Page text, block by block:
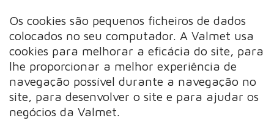
Os cookies são pequenos ficheiros de dados
colocados no seu computador. A Valmet usa
cookies para melhorar a eficácia do site, para
lhe proporcionar a melhor experiência de
navegação possível durante a navegação no
site, para desenvolver o site e para ajudar os
negócios da Valmet.